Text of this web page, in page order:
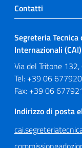
Contatti
Segreteria
Internazionali (CAI)
Via del Tritone
Tel: +39 06
Fax: +39 06
Indirizzo di posta